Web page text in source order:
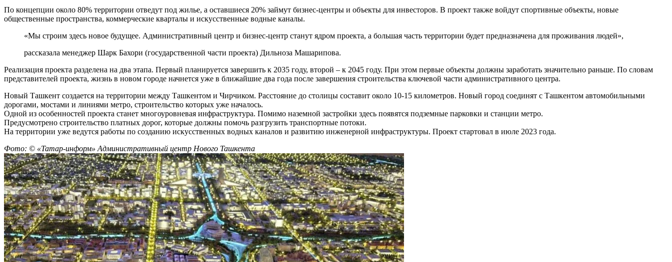
По концепции около 80% территории отведут под жилье, а оставшиеся 20% займут бизнес-центры и объекты для инвесторов. В проект также войдут спортивные объекты, новые
общественные пространства, коммерческие кварталы и искусственные водные каналы.
«Мы строим здесь новое будущее. Административный центр и бизнес-центр станут ядром проекта, а большая часть территории будет предназначена для проживания людей»,
рассказала менеджер Шарк Бахори (государственной части проекта) Дильноза Машарипова.
Реализация проекта разделена на два этапа. Первый планируется завершить к 2035 году, второй – к 2045 году. При этом первые объекты должны заработать значительно раньше. По словам
представителей проекта, жизнь в новом городе начнется уже в ближайшие два года после завершения строительства ключевой части административного центра.
Новый Ташкент создается на территории между Ташкентом и Чирчиком. Расстояние до столицы составит около 10-15 километров. Новый город соединят с Ташкентом автомобильными
дорогами, мостами и линиями метро, строительство которых уже началось.
Одной из особенностей проекта станет многоуровневая инфраструктура. Помимо наземной застройки здесь появятся подземные парковки и станции метро.
Предусмотрено строительство платных дорог, которые должны помочь разгрузить транспортные потоки.
На территории уже ведутся работы по созданию искусственных водных каналов и развитию инженерной инфраструктуры. Проект стартовал в июле 2023 года.
Фото: © «Татар-информ» Административный центр Нового Ташкента